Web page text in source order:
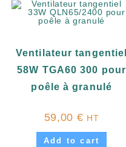
Ventilateur tangentiel
58W TGA60 300 pour
poêle à granulé
59,00 € HT
Add to cart